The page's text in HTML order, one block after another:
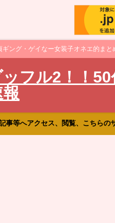
ング・ゲイなー女装子オネエ的ま
フル2！！
事等へアクセス、閲覧、こちら